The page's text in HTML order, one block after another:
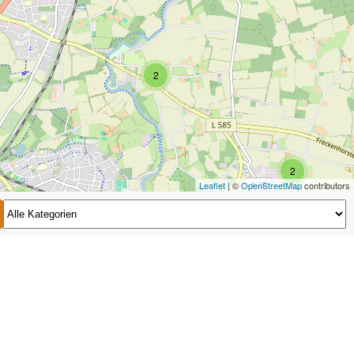
2
2
2
Leaflet| ©OpenStreetMapcontributors